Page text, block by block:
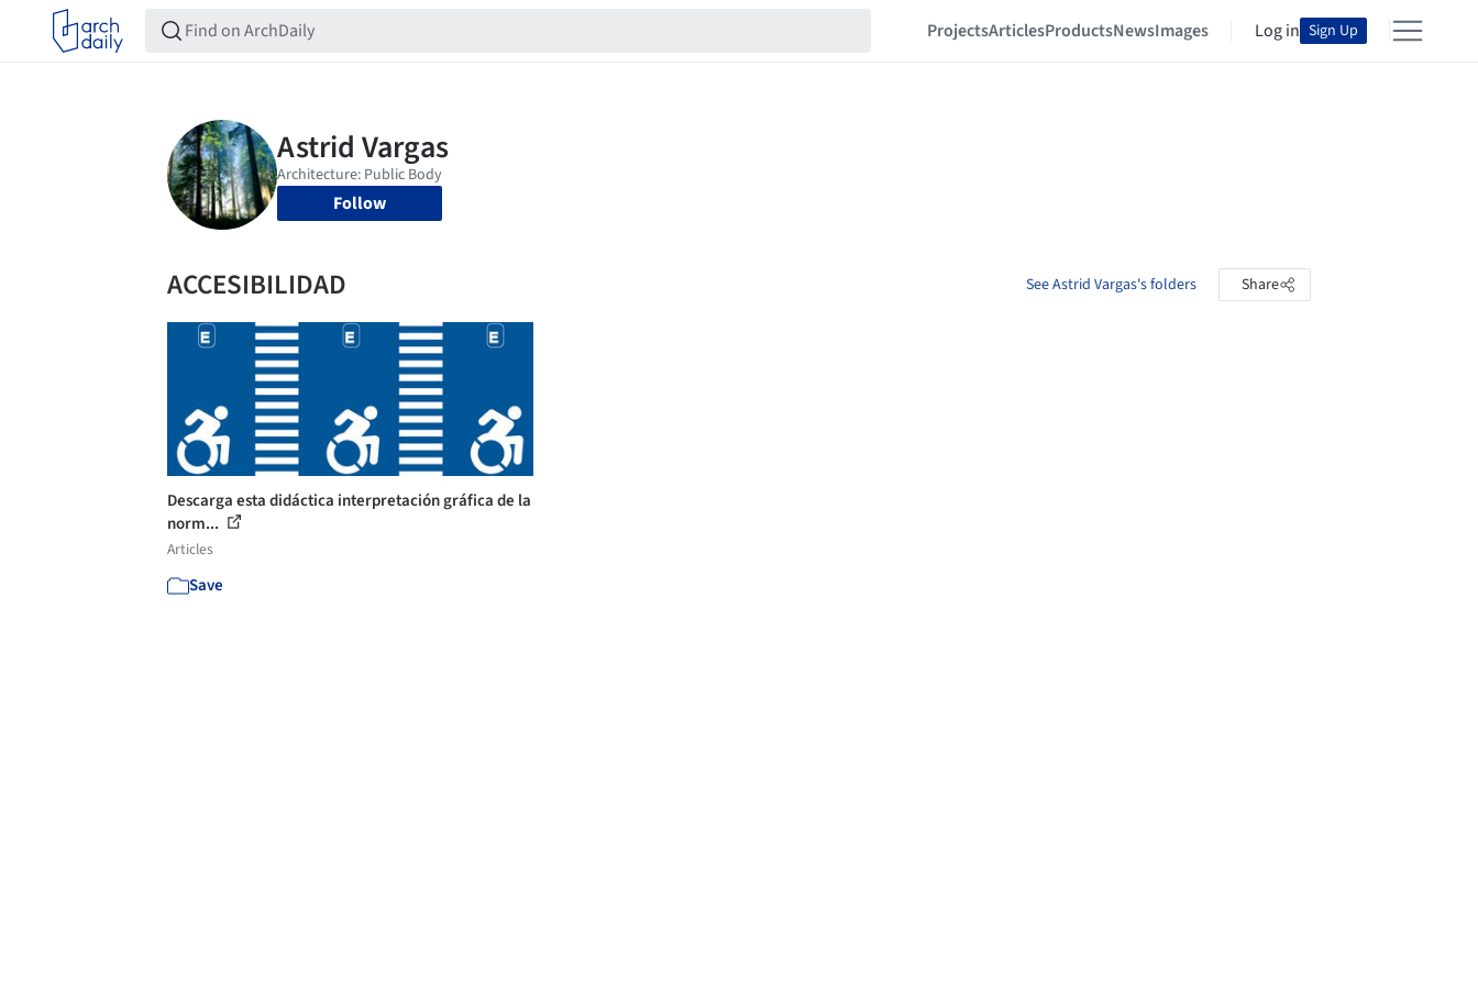
ProjectsArticlesProductsNewsImages Log in Sign Up
Follow
ACCESIBILIDAD See Astrid Vargas's folders Share
Descarga esta didáctica interpretación gráfica de la
norm...
Articles
Save